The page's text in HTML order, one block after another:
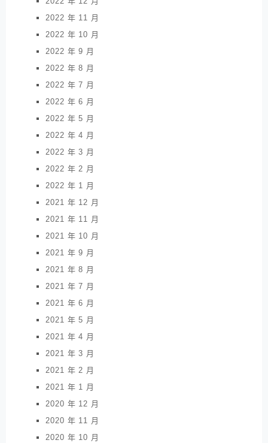
2022 年 11 月
2022 年 10 月
2022 年 9 月
2022 年 8 月
2022 年 7 月
2022 年 6 月
2022 年 5 月
2022 年 4 月
2022 年 3 月
2022 年 2 月
2022 年 1 月
2021 年 12 月
2021 年 11 月
2021 年 10 月
2021 年 9 月
2021 年 8 月
2021 年 7 月
2021 年 6 月
2021 年 5 月
2021 年 4 月
2021 年 3 月
2021 年 2 月
2021 年 1 月
2020 年 12 月
2020 年 11 月
2020 年 10 月